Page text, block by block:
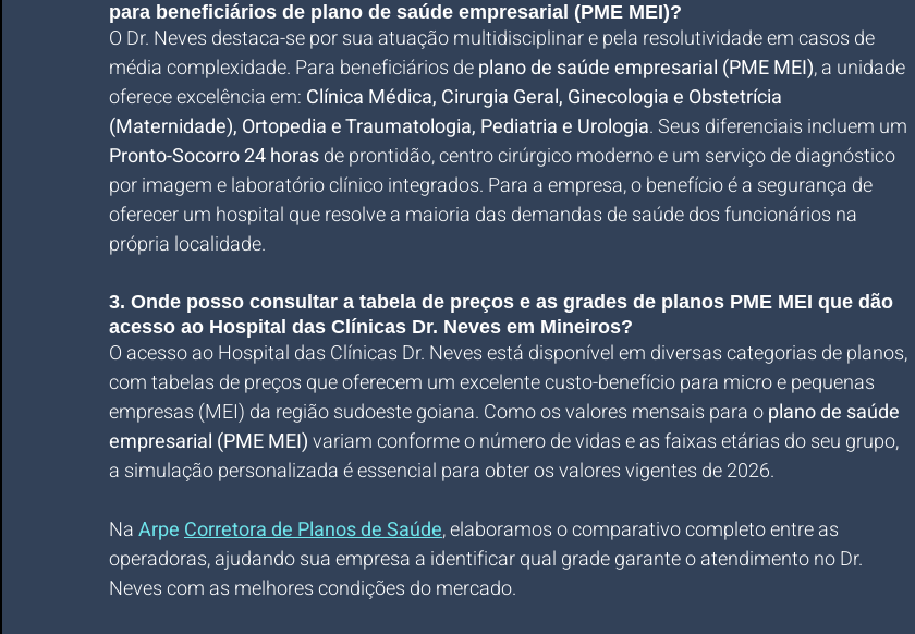
para beneficiários de plano de saúde empresarial (PME MEI)?
O Dr. Neves destaca-se por sua atuação multidisciplinar e pela resolutividade em casos de
média complexidade. Para beneficiários de plano de saúde empresarial (PME MEI), a unidade
oferece excelência em: Clínica Médica, Cirurgia Geral, Ginecologia e Obstetrícia
(Maternidade), Ortopedia e Traumatologia, Pediatria e Urologia. Seus diferenciais incluem um
Pronto-Socorro 24 horas de prontidão, centro cirúrgico moderno e um serviço de diagnóstico
por imagem e laboratório clínico integrados. Para a empresa, o benefício é a segurança de
oferecer um hospital que resolve a maioria das demandas de saúde dos funcionários na
própria localidade.
3. Onde posso consultar a tabela de preços e as grades de planos PME MEI que dão
acesso ao Hospital das Clínicas Dr. Neves em Mineiros?
O acesso ao Hospital das Clínicas Dr. Neves está disponível em diversas categorias de planos,
com tabelas de preços que oferecem um excelente custo-benefício para micro e pequenas
empresas (MEI) da região sudoeste goiana. Como os valores mensais para o plano de saúde
empresarial (PME MEI) variam conforme o número de vidas e as faixas etárias do seu grupo,
a simulação personalizada é essencial para obter os valores vigentes de 2026.
NaArpe Corretora de Planos de Saúde, elaboramos o comparativo completo entre as
operadoras, ajudando sua empresa a identificar qual grade garante o atendimento no Dr.
Neves com as melhores condições do mercado.